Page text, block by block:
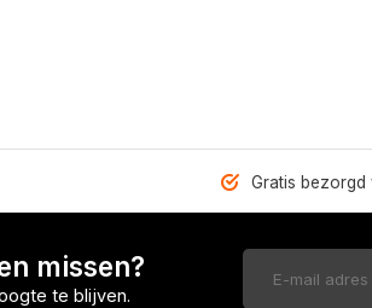
Gratis
missen?
te blijven.